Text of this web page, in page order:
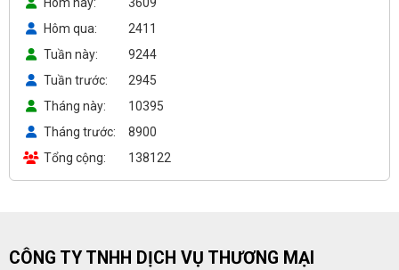
Hôm qua
2411
Tuần này
9244
Tuần trước
2945
Tháng này
10395
Tháng trước
8900
Tổng cộng
138122
CÔNG TY TNHH DỊCH VỤ THƯƠNG MẠI